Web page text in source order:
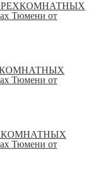
Тюмени от
Тюмени от
Тюмени от